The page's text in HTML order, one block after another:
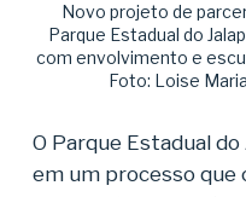
Novo projeto de
Parque Estadual do
com envolvimento e
Foto: Loise
O Parque Estadual
em um processo que